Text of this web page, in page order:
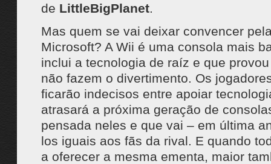
de LittleBigPlanet.
Mas quem se vai deixar convencer
Microsoft? A Wii é uma consola mais
inclui a tecnologia de raíz e que
não fazem o divertimento. Os
ficarão indecisos entre apoiar
atrasará a próxima geração de
pensada neles e que vai – em última
los iguais aos fãs da rival. E quando
a oferecer a mesma ementa, maior